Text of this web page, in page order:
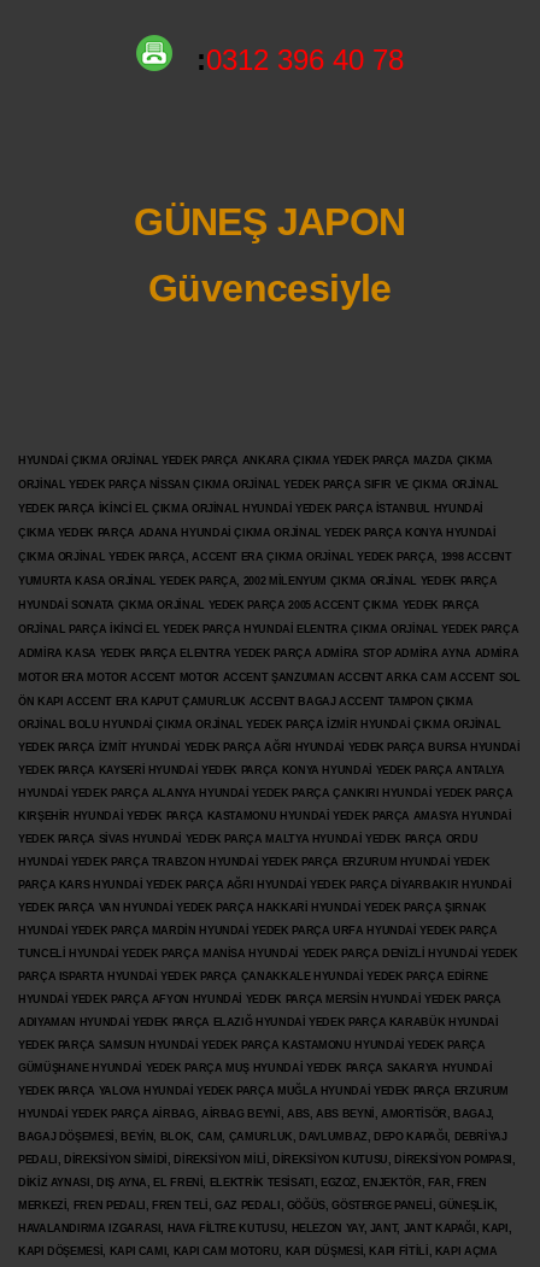
:0312 396 40 78
GÜNEŞ JAPON
Güvencesiyle
HYUNDAİ ÇIKMA ORJİNAL YEDEK PARÇA ANKARA ÇIKMA YEDEK PARÇA MAZDA ÇIKMA
ORJİNAL YEDEK PARÇA NİSSAN ÇIKMA ORJİNAL YEDEK PARÇA SIFIR VE ÇIKMA ORJİNAL
YEDEK PARÇA İKİNCİ EL ÇIKMA ORJİNAL HYUNDAİ YEDEK PARÇA İSTANBUL HYUNDAİ
ÇIKMA YEDEK PARÇA ADANA HYUNDAİ ÇIKMA ORJİNAL YEDEK PARÇA KONYA HYUNDAİ
ÇIKMA ORJİNAL YEDEK PARÇA, ACCENT ERA ÇIKMA ORJİNAL YEDEK PARÇA, 1998 ACCENT
YUMURTA KASA ORJİNAL YEDEK PARÇA, 2002 MİLENYUM ÇIKMA ORJİNAL YEDEK PARÇA
HYUNDAİ SONATA ÇIKMA ORJİNAL YEDEK PARÇA 2005 ACCENT ÇIKMA YEDEK PARÇA
ORJİNAL PARÇA İKİNCİ EL YEDEK PARÇA HYUNDAİ ELENTRA ÇIKMA ORJİNAL YEDEK PARÇA
ADMİRA KASA YEDEK PARÇA ELENTRA YEDEK PARÇA ADMİRA STOP ADMİRA AYNA ADMİRA
MOTOR ERA MOTOR ACCENT MOTOR ACCENT ŞANZUMAN ACCENT ARKA CAM ACCENT SOL
ÖN KAPI ACCENT ERA KAPUT ÇAMURLUK ACCENT BAGAJ ACCENT TAMPON ÇIKMA
ORJİNAL BOLU HYUNDAİ ÇIKMA ORJİNAL YEDEK PARÇA İZMİR HYUNDAİ ÇIKMA ORJİNAL
YEDEK PARÇA İZMİT HYUNDAİ YEDEK PARÇA AĞRI HYUNDAİ YEDEK PARÇA BURSA HYUNDAİ
YEDEK PARÇA KAYSERİ HYUNDAİ YEDEK PARÇA KONYA HYUNDAİ YEDEK PARÇA ANTALYA
HYUNDAİ YEDEK PARÇA ALANYA HYUNDAİ YEDEK PARÇA ÇANKIRI HYUNDAİ YEDEK PARÇA
KIRŞEHİR HYUNDAİ YEDEK PARÇA KASTAMONU HYUNDAİ YEDEK PARÇA AMASYA HYUNDAİ
YEDEK PARÇA SİVAS HYUNDAİ YEDEK PARÇA MALTYA HYUNDAİ YEDEK PARÇA ORDU
HYUNDAİ YEDEK PARÇA TRABZON HYUNDAİ YEDEK PARÇA ERZURUM HYUNDAİ YEDEK
PARÇA KARS HYUNDAİ YEDEK PARÇA AĞRI HYUNDAİ YEDEK PARÇA DİYARBAKIR HYUNDAİ
YEDEK PARÇA VAN HYUNDAİ YEDEK PARÇA HAKKARİ HYUNDAİ YEDEK PARÇA ŞIRNAK
HYUNDAİ YEDEK PARÇA MARDİN HYUNDAİ YEDEK PARÇA URFA HYUNDAİ YEDEK PARÇA
TUNCELİ HYUNDAİ YEDEK PARÇA MANİSA HYUNDAİ YEDEK PARÇA DENİZLİ HYUNDAİ YEDEK
PARÇA ISPARTA HYUNDAİ YEDEK PARÇA ÇANAKKALE HYUNDAİ YEDEK PARÇA EDİRNE
HYUNDAİ YEDEK PARÇA AFYON HYUNDAİ YEDEK PARÇA MERSİN HYUNDAİ YEDEK PARÇA
ADIYAMAN HYUNDAİ YEDEK PARÇA ELAZIĞ HYUNDAİ YEDEK PARÇA KARABÜK HYUNDAİ
YEDEK PARÇA SAMSUN HYUNDAİ YEDEK PARÇA KASTAMONU HYUNDAİ YEDEK PARÇA
GÜMÜŞHANE HYUNDAİ YEDEK PARÇA MUŞ HYUNDAİ YEDEK PARÇA SAKARYA HYUNDAİ
YEDEK PARÇA YALOVA HYUNDAİ YEDEK PARÇA MUĞLA HYUNDAİ YEDEK PARÇA ERZURUM
HYUNDAİ YEDEK PARÇA AİRBAG, AİRBAG BEYNİ, ABS, ABS BEYNİ, AMORTİSÖR, BAGAJ,
BAGAJ DÖŞEMESİ, BEYİN, BLOK, CAM, ÇAMURLUK, DAVLUMBAZ, DEPO KAPAĞI, DEBRİYAJ
PEDALI, DİREKSİYON SİMİDİ, DİREKSİYON MİLİ, DİREKSİYON KUTUSU, DİREKSİYON POMPASI,
DİKİZ AYNASI, DIŞ AYNA, EL FRENİ, ELEKTRİK TESİSATI, EGZOZ, ENJEKTÖR,
FAR, FREN
MERKEZİ, FREN PEDALI, FREN TELİ, GAZ PEDALI, GÖĞÜS, GÖSTERGE PANELİ, GÜNEŞLİK,
HAVALANDIRMA IZGARASI, HAVA FİLTRE KUTUSU, HELEZON YAY, JANT, JANT KAPAĞI, KAPI,
KAPI DÖŞEMESİ, KAPI CAMI, KAPI CAM MOTORU, KAPI DÜŞMESİ, KAPI FİTİLİ, KAPI AÇMA